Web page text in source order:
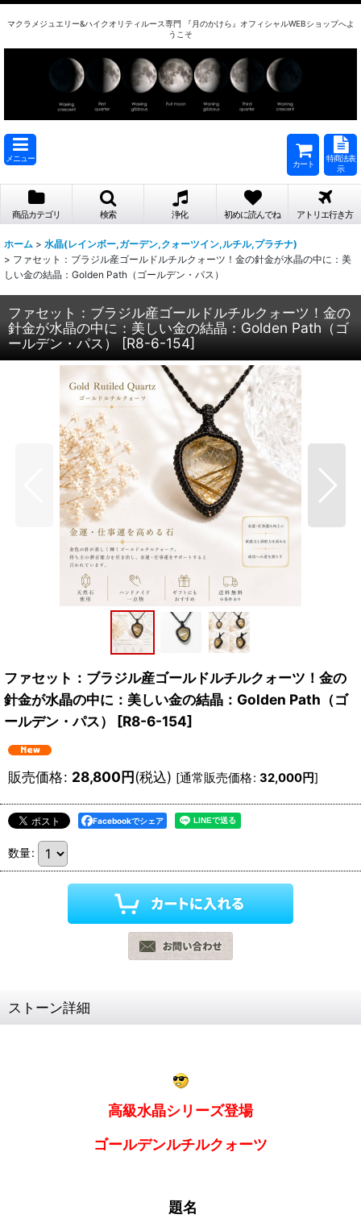
マクラメジュエリー&ハイクオリティルース専門 『月のかけら』オフィシャルWEBショップへよ
うこそ
メニュー
カート
特商法表
示
商品カテゴリ 検索 浄化 初めに読んでね アトリエ行き方
ホーム > 水晶(レインボー,ガーデン,クォーツイン,ルチル,プラチナ)
> ファセット：ブラジル産ゴールドルチルクォーツ！金の針金が水晶の中に：美
しい金の結晶：Golden Path（ゴールデン・パス）
ファセット：ブラジル産ゴールドルチルクォーツ！金の
針金が水晶の中に：美しい金の結晶：Golden Path（ゴ
ールデン・パス）
[R8-6-154]
ファセット：ブラジル産ゴールドルチルクォーツ！金の
針金が水晶の中に：美しい金の結晶：Golden Path（ゴ
ールデン・パス）
[R8-6-154]
販売価格: 28,800円(税込) [通常販売価格: 32,000円]
Facebookでシェア
数量:
ストーン詳細
高級水晶シリーズ登場
ゴールデンルチルクォーツ
題名